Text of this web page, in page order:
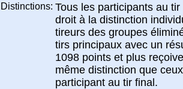
Distinctions: Tous les participants au
droit à la distinction
tireurs des groupes
tirs principaux avec un
1098 points et plus
même distinction que ceux
participant au tir final.